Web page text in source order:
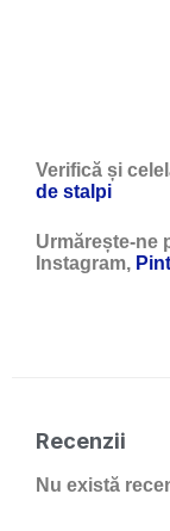
Verifică și
de stalpi
Urmărește-ne
Instagram,
Recenzii
Nu există